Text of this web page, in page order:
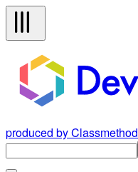
produced by Classmethod